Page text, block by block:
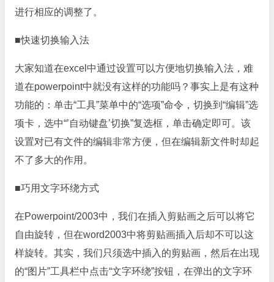
进行相应的调整了。
■快速切换输入法
大家知道在excel中通过设置可以方便地切换输入法，难
道在powerpoint中就没有这样的功能吗？事实上是有这种
功能的：单击“工具”菜单中的“选项”命令，切换到“编辑”选
项卡，选中“’自动键盘’切换”复选框，单击确定即可。该
设置对已有文件的编辑非常方便，但在编辑新文件时却起
不了多大的作用。
■巧用文字环绕方式
在Powerpoint/2003中，我们在插入剪贴画之后可以将它
自由旋转，但在word2003中将剪贴画插入后却不可以这
样旋转。其实，我们只须选中插入的剪贴画，然后在出现
的“图片”工具栏中点击“文字环绕”按钮，在弹出的文字环